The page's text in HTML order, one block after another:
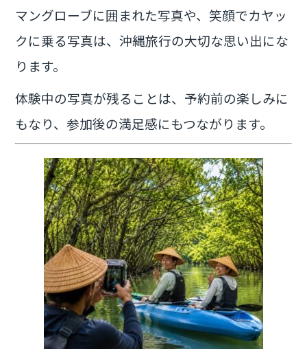
マングローブに囲まれた写真や、笑顔でカヤッ
クに乗る写真は、沖縄旅行の大切な思い出にな
ります。
体験中の写真が残ることは、予約前の楽しみに
もなり、参加後の満足感にもつながります。